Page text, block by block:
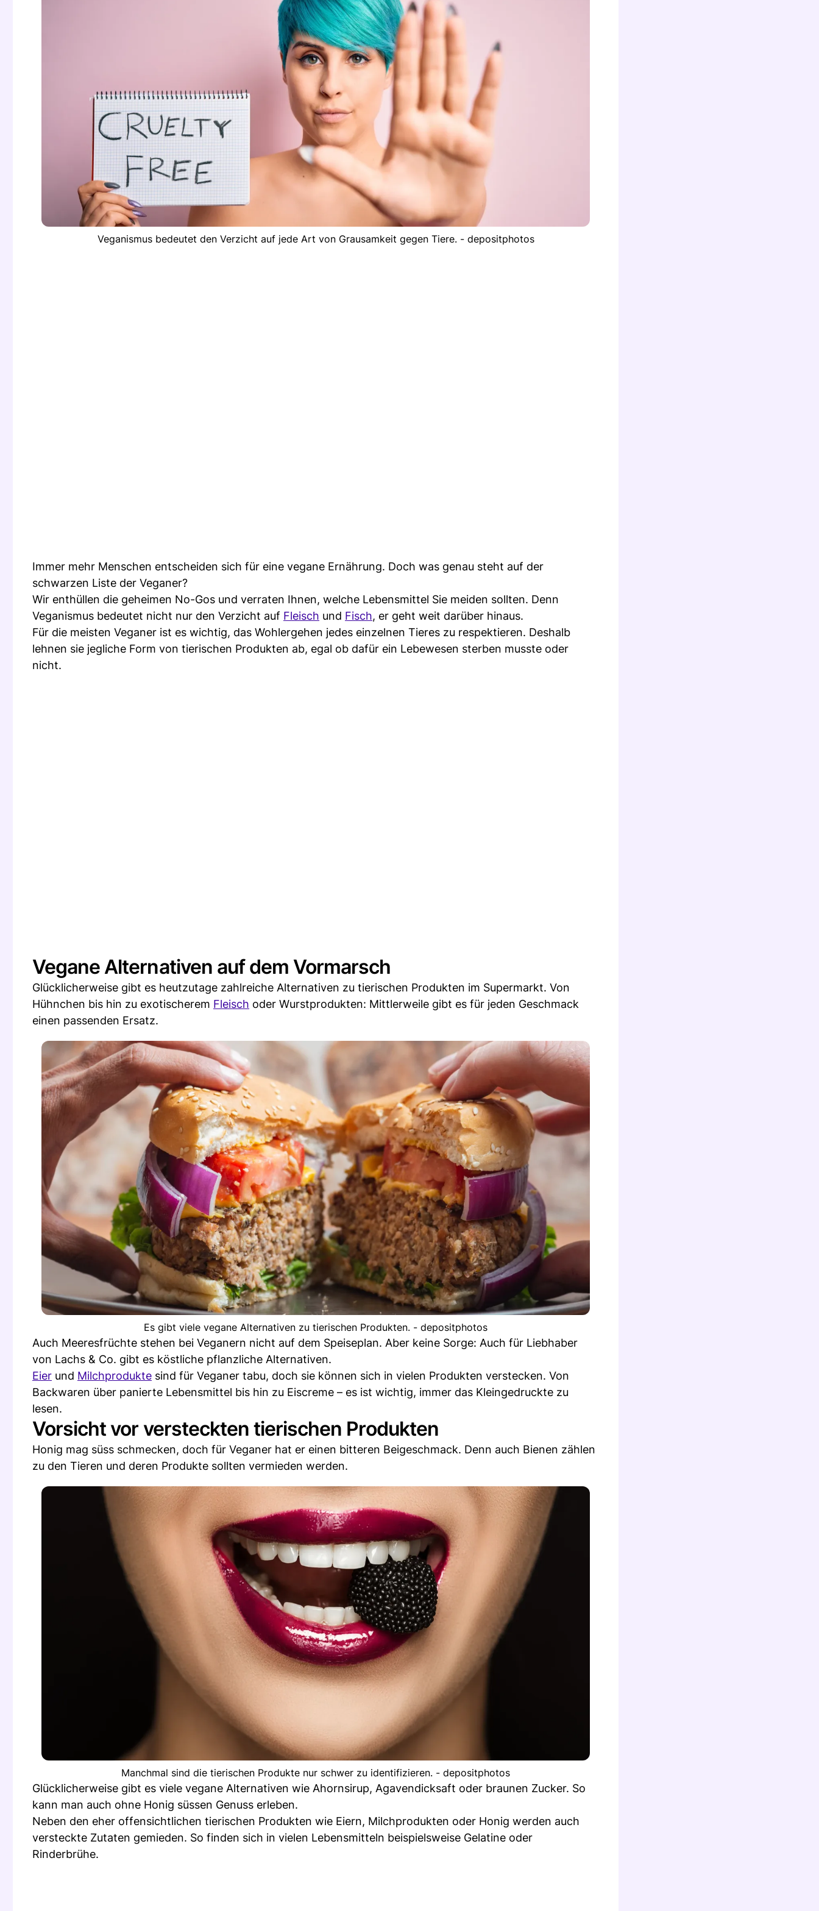
Veganismus bedeutet den Verzicht auf jede Art von Grausamkeit gegen Tiere. - depositphotos
Immer mehr Menschen entscheiden sich für eine vegane Ernährung. Doch was genau steht auf der
schwarzen Liste der Veganer?
Wir enthüllen die geheimen No-Gos und verraten Ihnen, welche Lebensmittel Sie meiden sollten. Denn
Veganismus bedeutet nicht nur den Verzicht auf Fleisch und Fisch, er geht weit darüber hinaus.
Für die meisten Veganer ist es wichtig, das Wohlergehen jedes einzelnen Tieres zu respektieren. Deshalb
lehnen sie jegliche Form von tierischen Produkten ab, egal ob dafür ein Lebewesen sterben musste oder
nicht.
Vegane Alternativen auf dem Vormarsch
Glücklicherweise gibt es heutzutage zahlreiche Alternativen zu tierischen Produkten im Supermarkt. Von
Hühnchen bis hin zu exotischerem Fleisch oder Wurstprodukten: Mittlerweile gibt es für jeden Geschmack
einen passenden Ersatz.
Es gibt viele vegane Alternativen zu tierischen Produkten. - depositphotos
Auch Meeresfrüchte stehen bei Veganern nicht auf dem Speiseplan. Aber keine Sorge: Auch für Liebhaber
von Lachs & Co. gibt es köstliche pflanzliche Alternativen.
Eier und Milchprodukte sind für Veganer tabu, doch sie können sich in vielen Produkten verstecken. Von
Backwaren über panierte Lebensmittel bis hin zu Eiscreme – es ist wichtig, immer das Kleingedruckte zu
lesen.
Vorsicht vor versteckten tierischen Produkten
Honig mag süss schmecken, doch für Veganer hat er einen bitteren Beigeschmack. Denn auch Bienen zählen
zu den Tieren und deren Produkte sollten vermieden werden.
Manchmal sind die tierischen Produkte nur schwer zu identifizieren. - depositphotos
Glücklicherweise gibt es viele vegane Alternativen wie Ahornsirup, Agavendicksaft oder braunen Zucker. So
kann man auch ohne Honig süssen Genuss erleben.
Neben den eher offensichtlichen tierischen Produkten wie Eiern, Milchprodukten oder Honig werden auch
versteckte Zutaten gemieden. So finden sich in vielen Lebensmitteln beispielsweise Gelatine oder
Rinderbrühe.